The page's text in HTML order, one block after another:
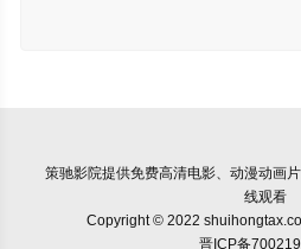
策驰影院提供免费高清电影、动漫动画
线观看
Copyright © 2022
晋ICP备